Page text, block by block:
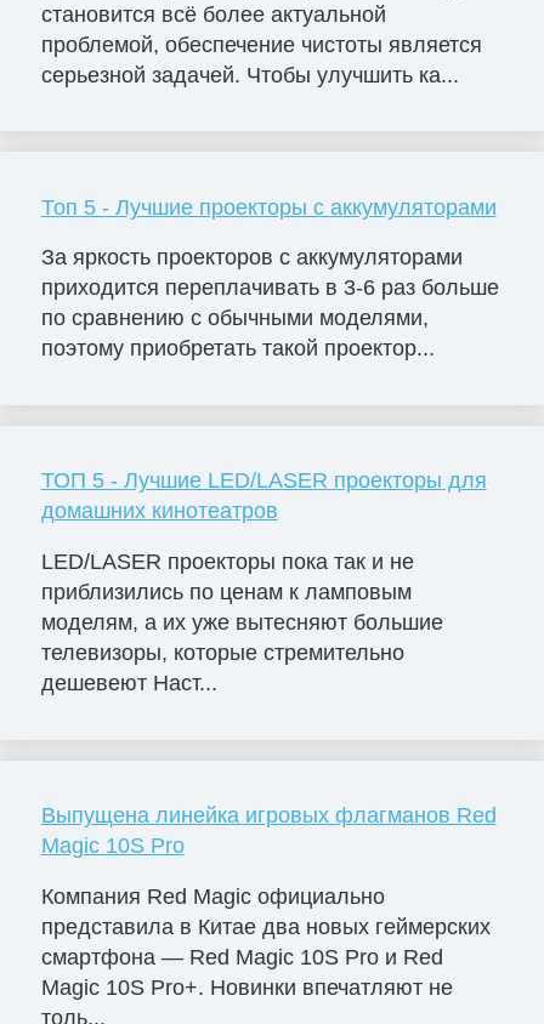
становится всё более актуальной
проблемой, обеспечение чистоты является
серьезной задачей. Чтобы улучшить ка...
Топ 5 - Лучшие проекторы с аккумуляторами
За яркость проекторов с аккумуляторами
приходится переплачивать в 3-6 раз больше
по сравнению с обычными моделями,
поэтому приобретать такой проектор...
ТОП 5 - Лучшие LED/LASER проекторы для
домашних кинотеатров
LED/LASER проекторы пока так и не
приблизились по ценам к ламповым
моделям, а их уже вытесняют большие
телевизоры, которые стремительно
дешевеют Наст...
Выпущена линейка игровых флагманов Red
Magic 10S Pro
Компания Red Magic официально
представила в Китае два новых геймерских
смартфона — Red Magic 10S Pro и Red
Magic 10S Pro+. Новинки впечатляют не
толь...